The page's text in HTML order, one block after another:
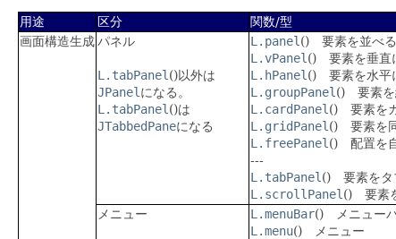
用途 区分
関数/型
画面構造生成パネル
L.tabPanel ()以外は
JPanel になる。
L.tabPanel ()は
JTabbedPaneになる
L.panel () 要素を並べる
L.vPanel () 要素を垂直
L.hPanel () 要素を水平
L.groupPanel () 要素を
L.cardPanel () 要素を
L.gridPanel () 要素を
L.freePanel () 配置を
---
L.tabPanel () 要素をタ
L.scrollPanel () 要素
メニュー
L.menuBar() メニュー
L.menu() メニュー